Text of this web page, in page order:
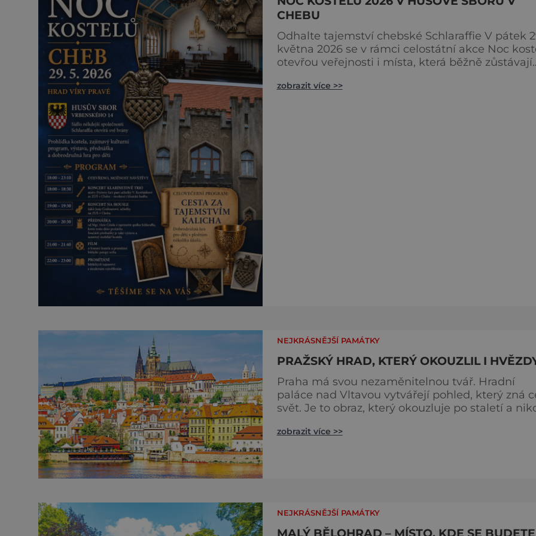
CHEBU
Odhalte tajemství chebské Schlaraffie V pátek
května 2026 se v rámci celostátní akce Noc
otevřou veřejnosti i místa, která běžně zůstávají
Husův sbor Církve československé husitské v
zobrazit více >>
NEJKRÁSNĚJŠÍ PAMÁTKY
PRAŽSKÝ HRAD, KTERÝ OKOUZLIL I
Praha má svou nezaměnitelnou tvář. Hradní
paláce nad Vltavou vytvářejí pohled, který zná
svět. Je to obraz, který okouzluje po staletí a
by ho neznal. Pražský hrad se objevuje na
zobrazit více >>
NEJKRÁSNĚJŠÍ PAMÁTKY
MALÝ BĚLOHRAD – MÍSTO, KDE SE BUDETE